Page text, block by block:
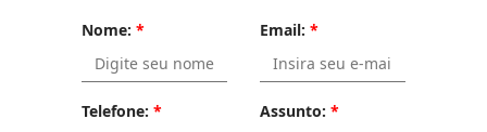
Nome: * Email: *
Telefone: * Assunto: *